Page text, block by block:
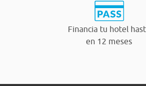
Financia tu hotel
en 12 meses